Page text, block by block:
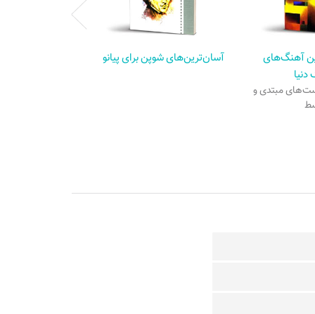
آهنگ‌های
مبتدی و
آسان‌ترین‌های شوپن برای پیانو